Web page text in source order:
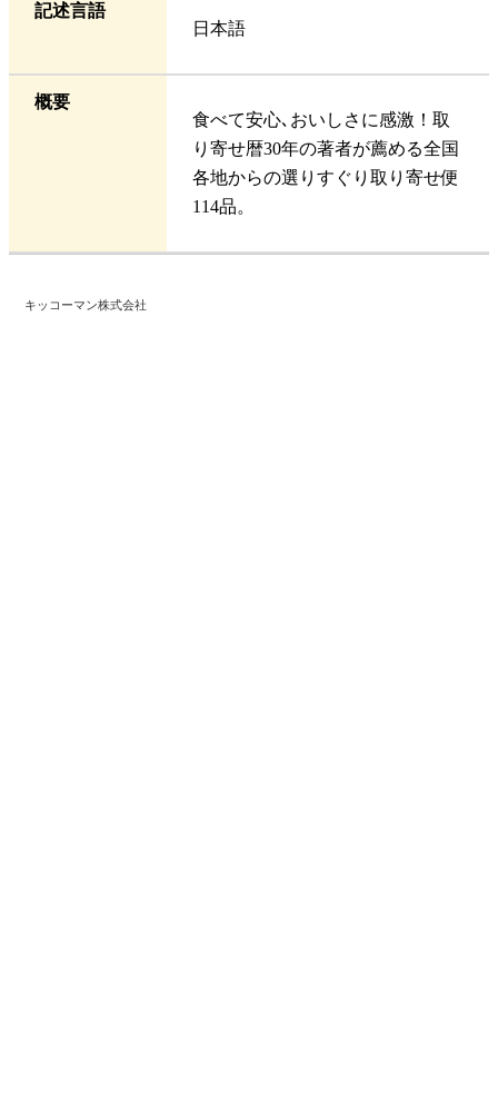
記述言語
日本語
概要
食べて安心､おいしさに感激！取
り寄せ暦30年の著者が薦める全国
各地からの選りすぐり取り寄せ便
114品。
キッコーマン株式会社